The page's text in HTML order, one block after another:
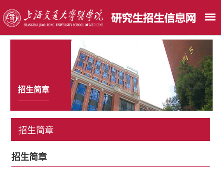
招生简章
招生简章
招生简章